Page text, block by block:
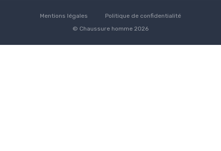
Mentions légales
Politique de confidentialité
© Chaussure homme 2026